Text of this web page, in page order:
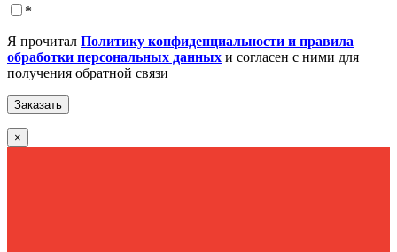
*
Я прочитал Политику конфиденциальности и правила
обработки персональных данных и согласен с ними для
получения обратной связи
×